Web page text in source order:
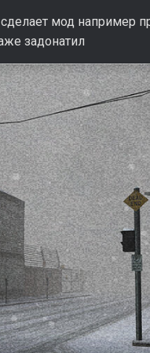
мод например
задонатил